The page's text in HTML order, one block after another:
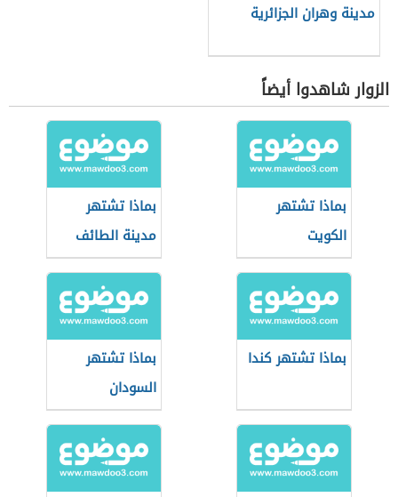
مدينة وهران الجزائرية
الزوار شاهدوا أيضاً
بماذا تشتهر
الكويت
بماذا تشتهر
مدينة الطائف
بماذا تشتهر كندا
بماذا تشتهر
السودان